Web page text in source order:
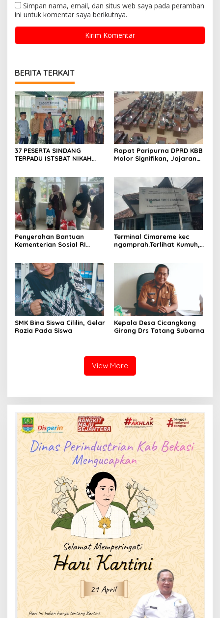
Simpan nama, email, dan situs web saya pada peramban
ini untuk komentar saya berikutnya.
BERITA TERKAIT
37 PESERTA SINDANG
TERPADU ISTSBAT NIKAH
KARANG ANYAR -BERJALAN
LANCAR
Rapat Paripurna DPRD KBB
Molor Signifikan, Jajaran
Penyerahan Bantuan
Kementerian Sosial RI
Terminal Cimareme kec
ngamprah.Terlihat Kumuh,
SMK Bina Siswa Cililin, Gelar
Razia Pada Siswa
Kepala Desa Cicangkang
Girang Drs Tatang Subarna
View More